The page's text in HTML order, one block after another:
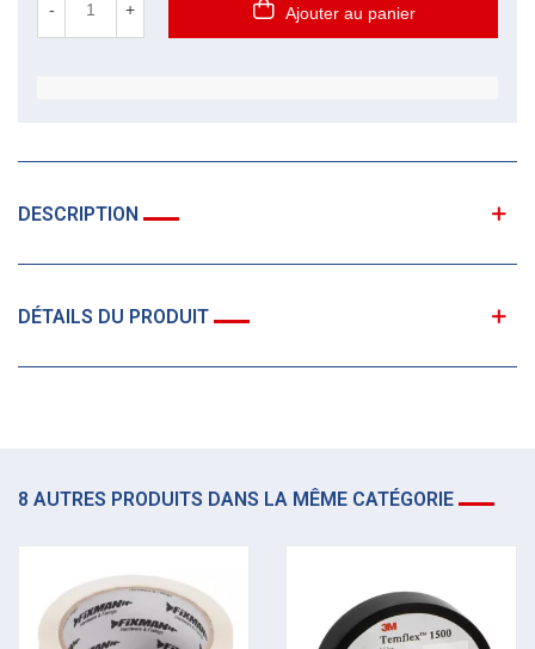
- + Ajouter au panier
DESCRIPTION
DÉTAILS DU PRODUIT
8 AUTRES PRODUITS DANS LA MÊME CATÉGORIE